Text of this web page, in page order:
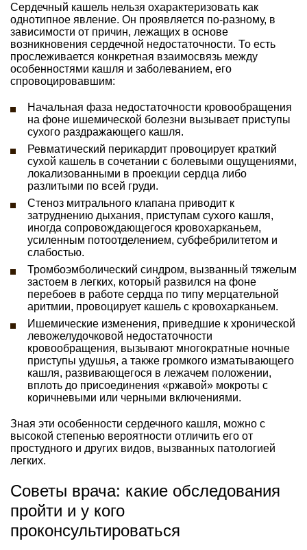
Сердечный кашель нельзя охарактеризовать как
однотипное явление. Он проявляется по-разному, в
зависимости от причин, лежащих в основе
возникновения сердечной недостаточности. То есть
прослеживается конкретная взаимосвязь между
особенностями кашля и заболеванием, его
спровоцировавшим:
Начальная фаза недостаточности кровообращения
на фоне ишемической болезни вызывает приступы
сухого раздражающего кашля.
Ревматический перикардит провоцирует краткий
сухой кашель в сочетании с болевыми ощущениями,
локализованными в проекции сердца либо
разлитыми по всей груди.
Стеноз митрального клапана приводит к
затруднению дыхания, приступам сухого кашля,
иногда сопровождающегося кровохарканьем,
усиленным потоотделением, субфебрилитетом и
слабостью.
Тромбоэмболический синдром, вызванный тяжелым
застоем в легких, который развился на фоне
перебоев в работе сердца по типу мерцательной
аритмии, провоцирует кашель с кровохарканьем.
Ишемические изменения, приведшие к хронической
левожелудочковой недостаточности
кровообращения, вызывают многократные ночные
приступы удушья, а также громкого изматывающего
кашля, развивающегося в лежачем положении,
вплоть до присоединения «ржавой» мокроты с
коричневыми или черными включениями.
Зная эти особенности сердечного кашля, можно с
высокой степенью вероятности отличить его от
простудного и других видов, вызванных патологией
легких.
Советы врача: какие обследования
пройти и у кого
проконсультироваться